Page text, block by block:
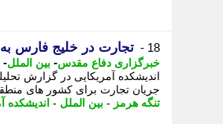
18 - تجارت در خلیج فارس
خبرگزاری دفاع مقدس- بین الملل-
اندیشکده آمریکایی در گزارش
جریان تجارت برای کشور های
تنگه هرمز - بین الملل - اندیشکده